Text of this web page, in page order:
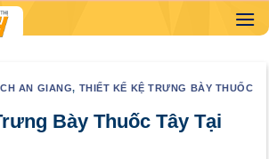
AN GIANG, THIẾT KẾ KỆ TRƯNG BÀY THUỐC
Bày Thuốc Tây Tại